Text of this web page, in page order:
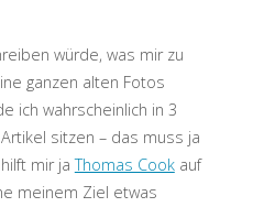
würde, was mir zu
ganzen alten Fotos
ich wahrscheinlich in 3
sitzen – das muss ja
mir jaThomas Cookauf
meinem Ziel etwas